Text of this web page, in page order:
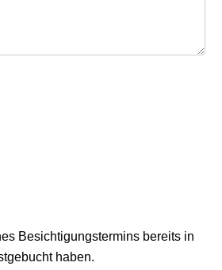
Besichtigungstermins bereits in
haben.